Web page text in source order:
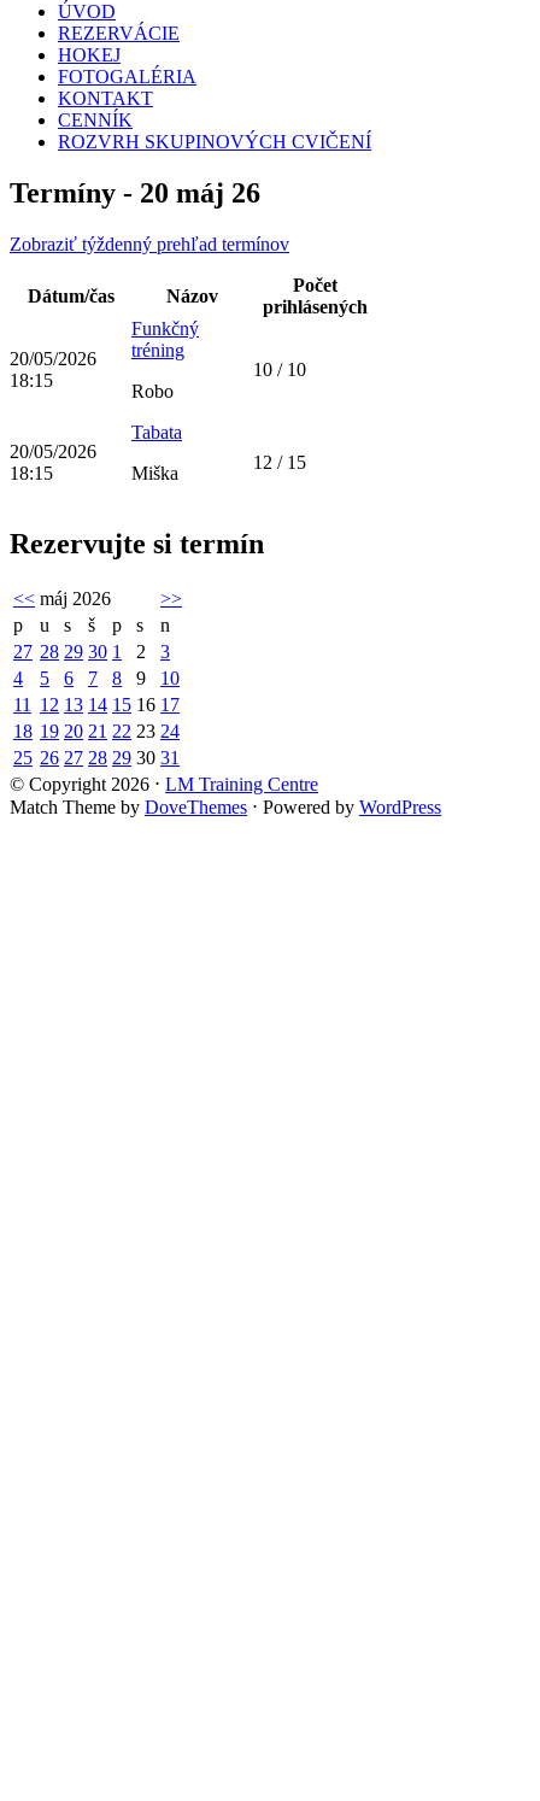
ÚVOD
REZERVÁCIE
HOKEJ
FOTOGALÉRIA
KONTAKT
CENNÍK
ROZVRH SKUPINOVÝCH CVIČENÍ
Termíny - 20 máj 26
Zobraziť týždenný prehľad termínov
Dátum/čas Názov
Počet
prihlásených
20/05/2026
18:15
Funkčný
tréning
Robo
10 / 10
20/05/2026
18:15
Tabata
Miška
12 / 15
Rezervujte si termín
<< máj 2026
>>
p
u s š p s
n
27 28 29 30 1 2
3
4
5 6 7 8 9
10
11
12 13 14 15 16 17
18 19 20 21 22 23 24
25 26 27 28 29 30 31
© Copyright 2026 ⋅ LM Training Centre
Match Theme by DoveThemes ⋅ Powered by WordPress